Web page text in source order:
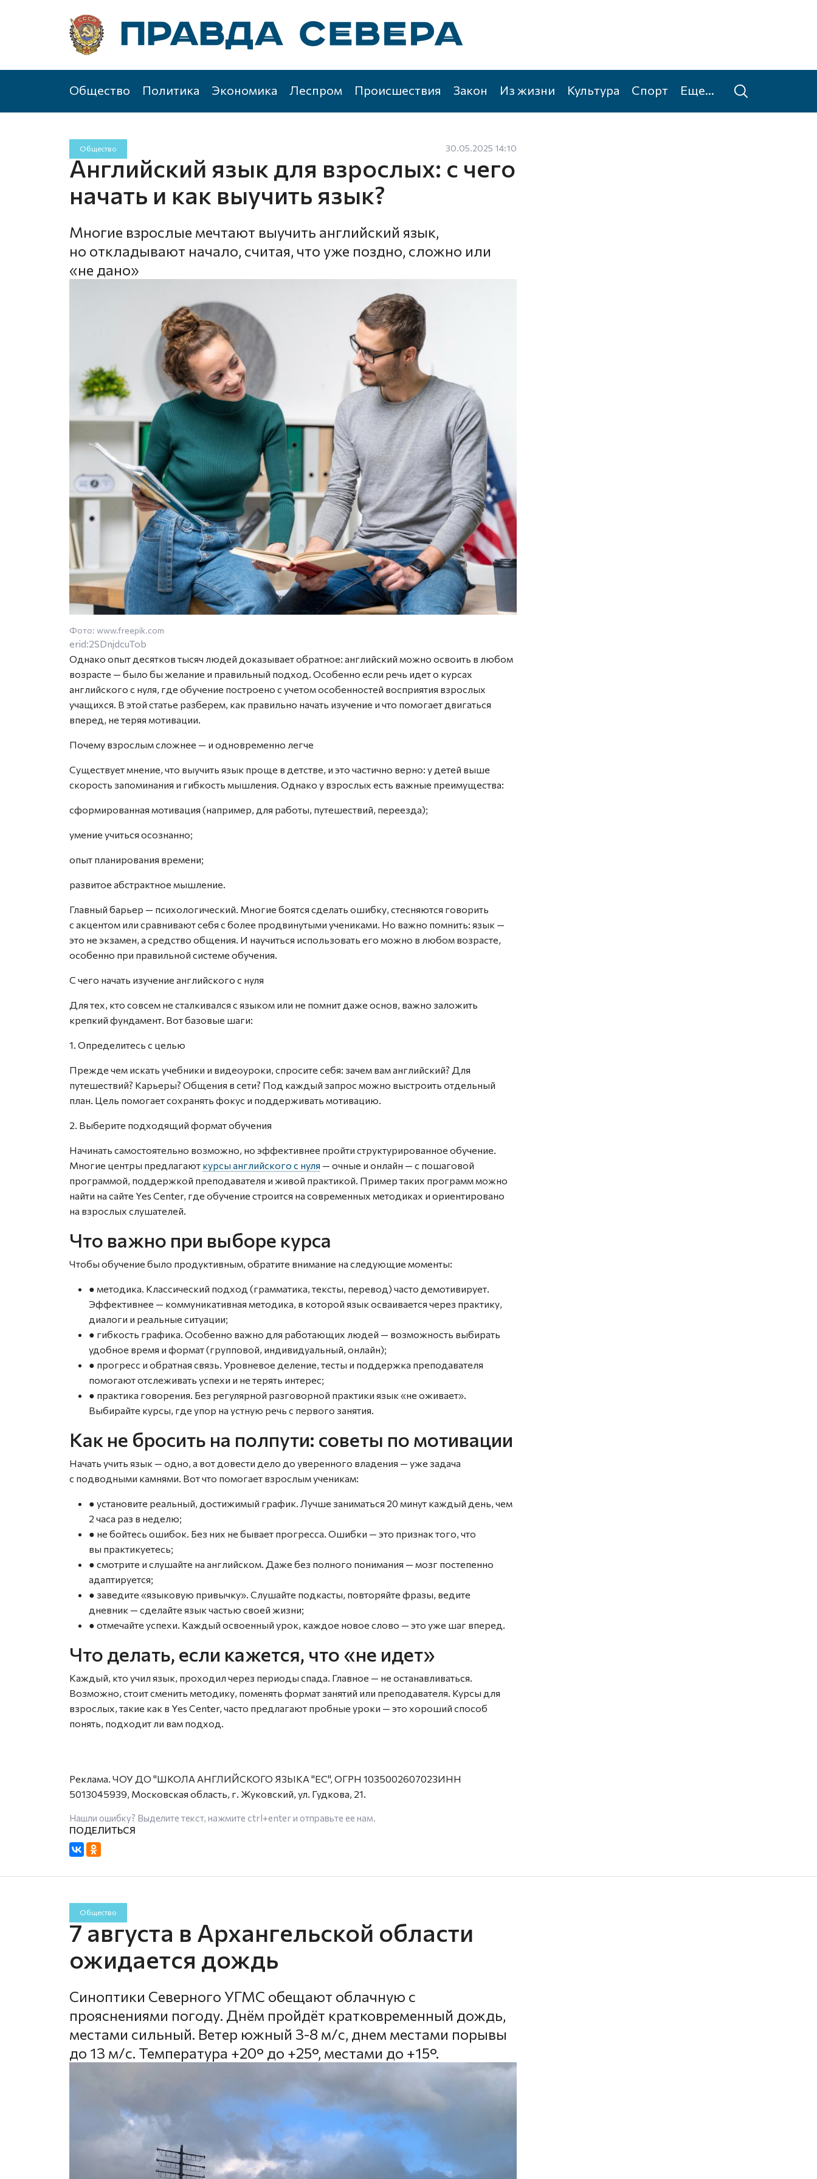
Общество Политика Экономика Леспром Происшествия Закон Из жизни Культура Спорт Еще...
Общество 30.05.2025 14:10
Английский язык для взрослых: с чего
начать и как выучить язык?
Многие взрослые мечтают выучить английский язык,
но откладывают начало, считая, что уже поздно, сложно или
«не дано»
Фото: www.freepik.com
erid:2SDnjdcuTob
Однако опыт десятков тысяч людей доказывает обратное: английский можно освоить в любом
возрасте — было бы желание и правильный подход. Особенно если речь идет о курсах
английского с нуля, где обучение построено с учетом особенностей восприятия взрослых
учащихся. В этой статье разберем, как правильно начать изучение и что помогает двигаться
вперед, не теряя мотивации.
Почему взрослым сложнее — и одновременно легче
Существует мнение, что выучить язык проще в детстве, и это частично верно: у детей выше
скорость запоминания и гибкость мышления. Однако у взрослых есть важные преимущества:
сформированная мотивация (например, для работы, путешествий, переезда);
умение учиться осознанно;
опыт планирования времени;
развитое абстрактное мышление.
Главный барьер — психологический. Многие боятся сделать ошибку, стесняются говорить
с акцентом или сравнивают себя с более продвинутыми учениками. Но важно помнить: язык —
это не экзамен, а средство общения. И научиться использовать его можно в любом возрасте,
особенно при правильной системе обучения.
С чего начать изучение английского с нуля
Для тех, кто совсем не сталкивался с языком или не помнит даже основ, важно заложить
крепкий фундамент. Вот базовые шаги:
1. Определитесь с целью
Прежде чем искать учебники и видеоуроки, спросите себя: зачем вам английский? Для
путешествий? Карьеры? Общения в сети? Под каждый запрос можно выстроить отдельный
план. Цель помогает сохранять фокус и поддерживать мотивацию.
2. Выберите подходящий формат обучения
Начинать самостоятельно возможно, но эффективнее пройти структурированное обучение.
Многие центры предлагают курсы английского с нуля — очные и онлайн — с пошаговой
программой, поддержкой преподавателя и живой практикой. Пример таких программ можно
найти на сайте Yes Center, где обучение строится на современных методиках и ориентировано
на взрослых слушателей.
Что важно при выборе курса
Чтобы обучение было продуктивным, обратите внимание на следующие моменты:
● методика. Классический подход (грамматика, тексты, перевод) часто демотивирует.
Эффективнее — коммуникативная методика, в которой язык осваивается через практику,
диалоги и реальные ситуации;
● гибкость графика. Особенно важно для работающих людей — возможность выбирать
удобное время и формат (групповой, индивидуальный, онлайн);
● прогресс и обратная связь. Уровневое деление, тесты и поддержка преподавателя
помогают отслеживать успехи и не терять интерес;
● практика говорения. Без регулярной разговорной практики язык «не оживает».
Выбирайте курсы, где упор на устную речь с первого занятия.
Как не бросить на полпути: советы по мотивации
Начать учить язык — одно, а вот довести дело до уверенного владения — уже задача
с подводными камнями. Вот что помогает взрослым ученикам:
● установите реальный, достижимый график. Лучше заниматься 20 минут каждый день, чем
2 часа раз в неделю;
● не бойтесь ошибок. Без них не бывает прогресса. Ошибки — это признак того, что
вы практикуетесь;
● смотрите и слушайте на английском. Даже без полного понимания — мозг постепенно
адаптируется;
● заведите «языковую привычку». Слушайте подкасты, повторяйте фразы, ведите
дневник — сделайте язык частью своей жизни;
● отмечайте успехи. Каждый освоенный урок, каждое новое слово — это уже шаг вперед.
Что делать, если кажется, что «не идет»
Каждый, кто учил язык, проходил через периоды спада. Главное — не останавливаться.
Возможно, стоит сменить методику, поменять формат занятий или преподавателя. Курсы для
взрослых, такие как в Yes Center, часто предлагают пробные уроки — это хороший способ
понять, подходит ли вам подход.
Реклама. ЧОУ ДО "ШКОЛА АНГЛИЙСКОГО ЯЗЫКА "ЕС", ОГРН 1035002607023ИНН
5013045939, Московская область, г. Жуковский, ул. Гудкова, 21.
Нашли ошибку? Выделите текст, нажмите ctrl+enterи отправьте ее нам.
Общество
7 августа в Архангельской области
ожидается дождь
Синоптики Северного УГМС обещают облачную с
прояснениями погоду. Днём пройдёт кратковременный дождь,
местами сильный. Ветер южный 3-8 м/с, днем местами порывы
до 13 м/с. Температура +20° до +25°, местами до +15°.